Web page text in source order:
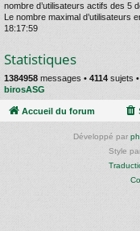
nombre d’utilisateurs actifs des 5
Le nombre maximal d’utilisateurs
18:17:59
Statistiques
1384958 messages • 4114 sujets •
birosASG
Accueil du forum
Développé par
Style